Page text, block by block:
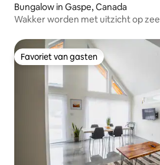
Bungalow in Gaspe, Canada
Wakker worden met uitzicht op zee
Favoriet van gasten
Favoriet van gasten